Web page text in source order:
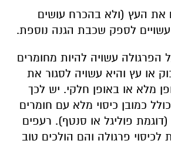
את העץ (ולא בהכרח עושים
לספק שכבת הגנה נוספת.
הפרגולה עשויה להיות מחומרים
או עץ והיא עשויה לסגור את
מלא או באופן חלקי. יש לכך
כמובן כיסוי מלא עם חומרים
(דוגמת פוליגל או סנטף). רעפים
לכיסוי פרגולה והם הולכים טוב